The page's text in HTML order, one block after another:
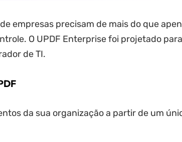
empresas precisam de mais do que
O UPDF Enterprise foi projetado para
de TI.
da sua organização a partir de um